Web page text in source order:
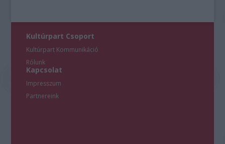
Kultúrpart Csoport
Kultúrpart Kommunikáció
Rólunk
Kapcsolat
Impresszum
Partnereink